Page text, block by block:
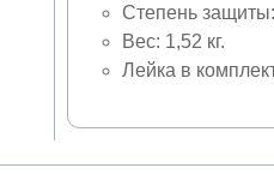
Степень
Вес: 1,52 кг.
Лейка в